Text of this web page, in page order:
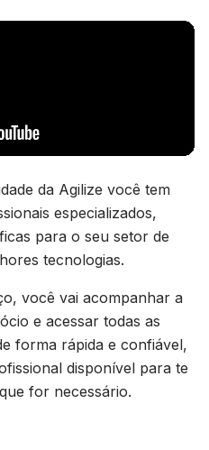
da Agilize você tem
especializados,
para o seu setor de
tecnologias.
você vai acompanhar a
e acessar todas as
forma rápida e confiável,
disponível para te
for necessário.